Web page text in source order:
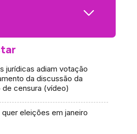
jurídicas adiam votação
da discussão da
de censura (vídeo)
quer eleições em janeiro